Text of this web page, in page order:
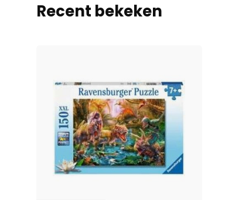
Recent bekeken